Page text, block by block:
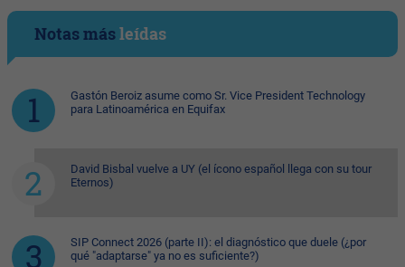
Notas másleídas
Gastón Beroiz asume como Sr. Vice President Technology
para Latinoamérica en Equifax
David Bisbal vuelve a UY (el ícono español llega con su tour
Eternos)
SIP Connect 2026 (parte II): el diagnóstico que duele (¿por
qué "adaptarse" ya no es suficiente?)